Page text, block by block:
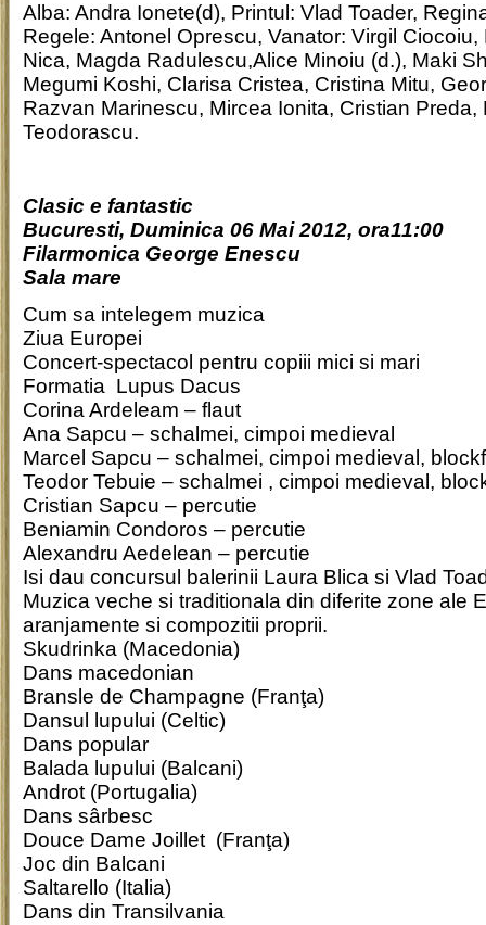
Alba: Andra Ionete(d), Printul: Vlad Toader,
Regele: Antonel Oprescu, Vanator: Virgil
Nica, Magda Radulescu,Alice Minoiu (d.), Maki
Megumi Koshi, Clarisa Cristea, Cristina Mitu,
Razvan Marinescu, Mircea Ionita, Cristian Preda,
Teodorascu.
Clasic e fantastic
Bucuresti, Duminica 06 Mai 2012, ora11:00
Filarmonica George Enescu
Sala mare
Cum sa intelegem muzica
Ziua Europei
Concert-spectacol pentru copiii mici si mari
Formatia Lupus Dacus
Corina Ardeleam – flaut
Ana Sapcu – schalmei, cimpoi medieval
Marcel Sapcu – schalmei, cimpoi medieval,
Teodor Tebuie – schalmei , cimpoi medieval,
Cristian Sapcu – percutie
Beniamin Condoros – percutie
Alexandru Aedelean – percutie
Isi dau concursul balerinii Laura Blica si Vlad
Muzica veche si traditionala din diferite zone ale
aranjamente si compozitii proprii.
Skudrinka (Macedonia)
Dans macedonian
Bransle de Champagne (Franţa)
Dansul lupului (Celtic)
Dans popular
Balada lupului (Balcani)
Androt (Portugalia)
Dans sârbesc
Douce Dame Joillet (Franţa)
Joc din Balcani
Saltarello (Italia)
Dans din Transilvania